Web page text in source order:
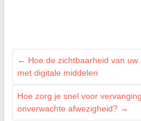
← Hoe de zichtbaarheid van
met digitale middelen
Hoe zorg je snel voor
onverwachte afwezigheid? →